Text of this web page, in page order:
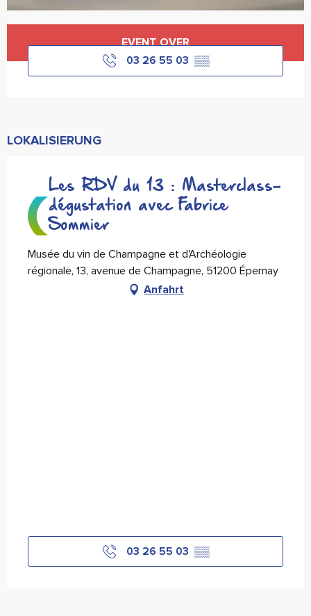
EVENT OVER
03 26 55 03 ▒▒
LOKALISIERUNG
Les RDV du 13 : Masterclass-
dégustation avec Fabrice
Sommier
Musée du vin de Champagne et d'Archéologie
régionale, 13, avenue de Champagne, 51200 Épernay
Anfahrt
03 26 55 03 ▒▒